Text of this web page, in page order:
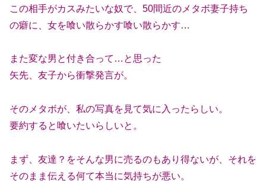
この相手がカスみたいな奴で、50間近のメタボ妻子持ち
の癖に、女を喰い散らかす喰い散らかす…
また変な男と付き合って…と思った
矢先、友子から衝撃発言が。
そのメタボが、私の写真を見て気に入ったらしい。
要約すると喰いたいらしいと。
まず、友達？をそんな男に売るのもあり得ないが、それを
そのまま伝える何て本当に気持ちが悪い。